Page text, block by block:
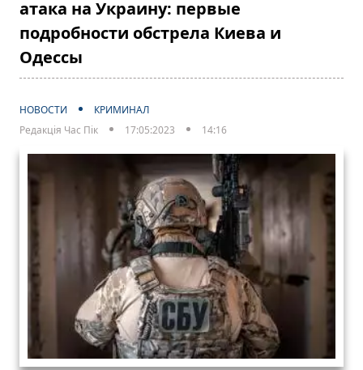
атака на Украину: первые
подробности обстрела Киева и
Одессы
НОВОСТИ
КРИМИНАЛ
Редакція Час Пік
17:05:2023 14:16